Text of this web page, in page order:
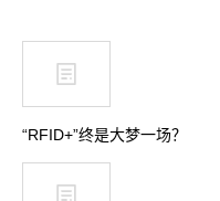
“RFID+”终是大梦一场？